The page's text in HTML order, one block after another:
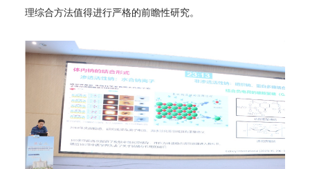
理综合方法值得进行严格的前瞻性研究。